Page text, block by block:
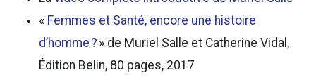
« Femmes et Santé, encore une histoire
d’homme ? » de Muriel Salle et Catherine Vidal,
Édition Belin, 80 pages, 2017